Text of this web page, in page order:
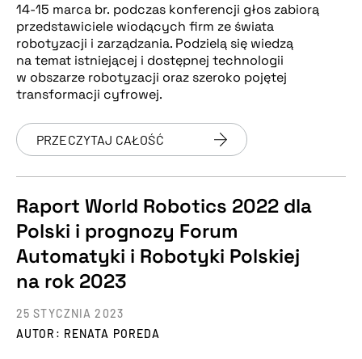
14-15 marca br. podczas konferencji głos zabiorą
przedstawiciele wiodących firm ze świata
robotyzacji i zarządzania. Podzielą się wiedzą
na temat istniejącej i dostępnej technologii
w obszarze robotyzacji oraz szeroko pojętej
transformacji cyfrowej.
PRZECZYTAJ CAŁOŚĆ
Raport World Robotics 2022 dla
Polski i prognozy Forum
Automatyki i Robotyki Polskiej
na rok 2023
AUTOR: RENATA POREDA
25 STYCZNIA 2023